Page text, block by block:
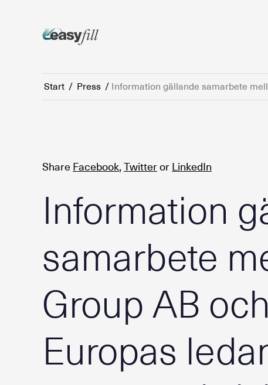
Start / Press / Information gällande samarbete
Share Facebook, Twitteror LinkedIn
Information
samarbete
Group AB
Europas